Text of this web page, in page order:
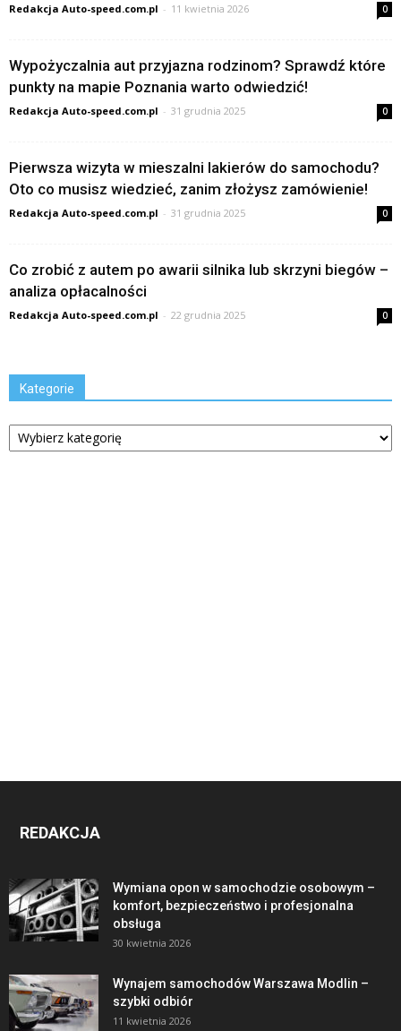
Redakcja Auto-speed.com.pl - 11 kwietnia 2026 0
Wypożyczalnia aut przyjazna rodzinom? Sprawdź które
punkty na mapie Poznania warto odwiedzić!
Redakcja Auto-speed.com.pl - 31 grudnia 2025 0
Pierwsza wizyta w mieszalni lakierów do samochodu?
Oto co musisz wiedzieć, zanim złożysz zamówienie!
Redakcja Auto-speed.com.pl - 31 grudnia 2025 0
Co zrobić z autem po awarii silnika lub skrzyni biegów –
analiza opłacalności
Redakcja Auto-speed.com.pl - 22 grudnia 2025 0
Kategorie
Kategorie
REDAKCJA
Wymiana opon w samochodzie osobowym –
komfort, bezpieczeństwo i profesjonalna
obsługa
30 kwietnia 2026
Wynajem samochodów Warszawa Modlin –
szybki odbiór
11 kwietnia 2026